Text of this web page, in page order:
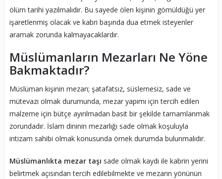
ölüm tarihi yazılmalıdır. Bu sayede ölen kişinin gömüldüğü yer
işaretlenmiş olacak ve kabri başında dua etmek isteyenler
aramak zorunda kalmayacaklardır.
Müslümanların Mezarları Ne Yöne
Bakmaktadır?
Müslüman kişinin mezarı; şatafatsız, süslemesiz, sade ve
mütevazı olmak durumunda, mezar yapımı için tercih edilen
malzeme için bütçe ayırılmadan basit bir şekilde tamamlanmak
zorundadır. İslam dininin mezarlığı sade olmak koşuluyla
intizam sahibi olmak konusunda örnek durumda bulunmalıdır.
Müslümanlıkta mezar taşı sade olmak kaydı ile kabrin yerini
belirtmek açısından tercih edilebilmekte ve mezarın yönünün